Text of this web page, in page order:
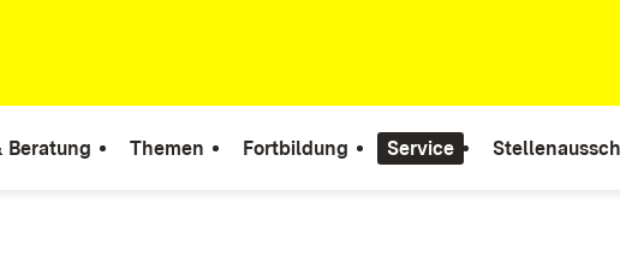
Beratung Themen Fortbildung Service